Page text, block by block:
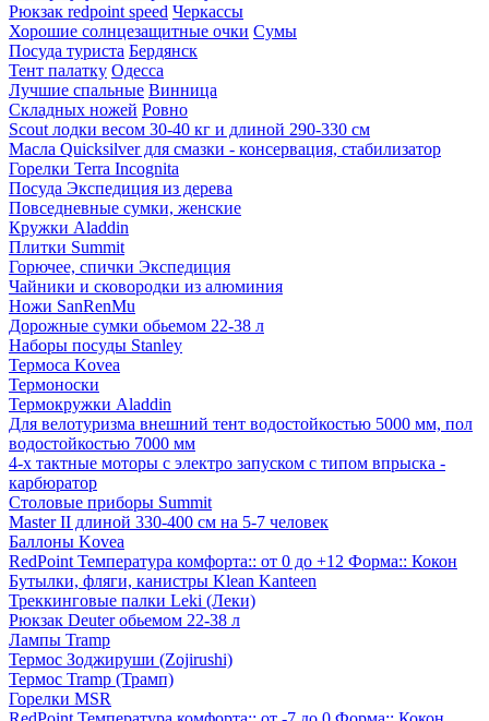
Рюкзак redpoint speed Черкассы
Хорошие солнцезащитные очки Сумы
Посуда туриста Бердянск
Тент палатку Одесса
Лучшие спальные Винница
Складных ножей Ровно
Scout лодки весом 30-40 кг и длиной 290-330 см
Масла Quicksilver для смазки - консервация, стабилизатор
Горелки Terra Incognita
Посуда Экспедиция из дерева
Повседневные сумки, женские
Кружки Aladdin
Плитки Summit
Горючее, спички Экспедиция
Чайники и сковородки из алюминия
Ножи SanRenMu
Дорожные сумки обьемом 22-38 л
Наборы посуды Stanley
Термоса Kovea
Термоноски
Термокружки Aladdin
Для велотуризма внешний тент водостойкостью 5000 мм, пол
водостойкостью 7000 мм
4-х тактные моторы с электро запуском с типом впрыска -
карбюратор
Столовые приборы Summit
Master II длиной 330-400 см на 5-7 человек
Баллоны Kovea
RedPoint Температура комфорта:: от 0 до +12 Форма:: Кокон
Бутылки, фляги, канистры Klean Kanteen
Треккинговые палки Leki (Леки)
Рюкзак Deuter обьемом 22-38 л
Лампы Tramp
Термос Зоджируши (Zojirushi)
Термос Tramp (Трамп)
Горелки MSR